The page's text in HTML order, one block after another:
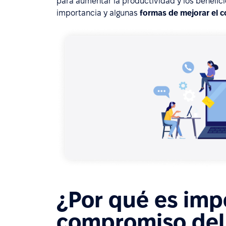
importancia y algunas formas de mejorar el
¿Por qué es